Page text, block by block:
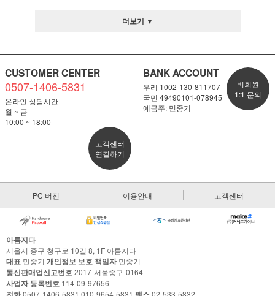
더보기 ▼
CUSTOMER CENTER
0507-1406-5831
온라인 상담시간
월 ~ 금
10:00 ~ 18:00
고객센터
연결하기
BANK ACCOUNT
우리 1002-130-811707
국민 49490101-078945
예금주: 민중기
비회원
1:1 문의
PC 버전 이용안내 고객센터
아름지다
서울시 중구 청구로 10길 8, 1F 아름지다
대표 민중기 개인정보 보호 책임자민중기
통신판매업신고번호2017-서울중구-0164
사업자 등록번호 114-09-97656